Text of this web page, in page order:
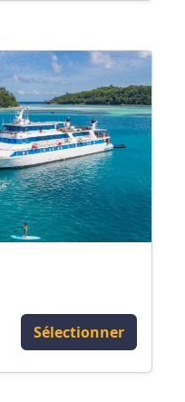
Sélectionner